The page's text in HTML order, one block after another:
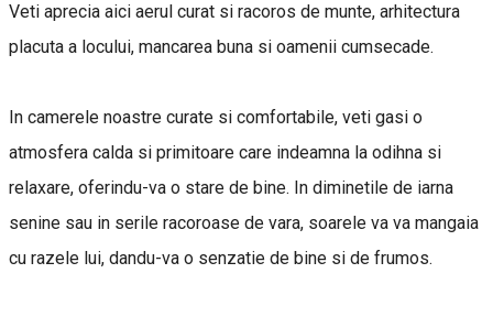
Veti aprecia aici aerul curat si racoros de munte, arhitectura
placuta a locului, mancarea buna si oamenii cumsecade.
In camerele noastre curate si comfortabile, veti gasi o
atmosfera calda si primitoare care indeamna la odihna si
relaxare, oferindu-va o stare de bine. In diminetile de iarna
senine sau in serile racoroase de vara, soarele va va mangaia
cu razele lui, dandu-va o senzatie de bine si de frumos.